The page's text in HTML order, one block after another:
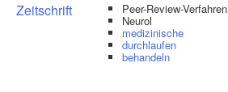
Zeitschrift Peer-Review-Verfahren
Neurol
medizinische
durchlaufen
behandeln